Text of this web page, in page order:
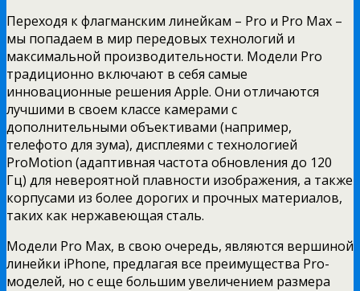
Переходя к флагманским линейкам – Pro и Pro Max –
мы попадаем в мир передовых технологий и
максимальной производительности. Модели Pro
традиционно включают в себя самые
инновационные решения Apple. Они отличаются
лучшими в своем классе камерами с
дополнительными объективами (например,
телефото для зума), дисплеями с технологией
ProMotion (адаптивная частота обновления до 120
Гц) для невероятной плавности изображения, а также
корпусами из более дорогих и прочных материалов,
таких как нержавеющая сталь.
Модели Pro Max, в свою очередь, являются вершиной
линейки iPhone, предлагая все преимущества Pro-
моделей, но с еще большим увеличением размера